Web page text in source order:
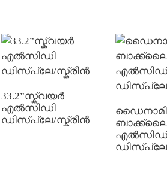
33.2”സ്ക്വയർ
എൽസിഡി
ഡിസ്പ്ലേ/സ്ക്രീൻ
എൽസിഡി
ഡിസ്‌പ്ലേ